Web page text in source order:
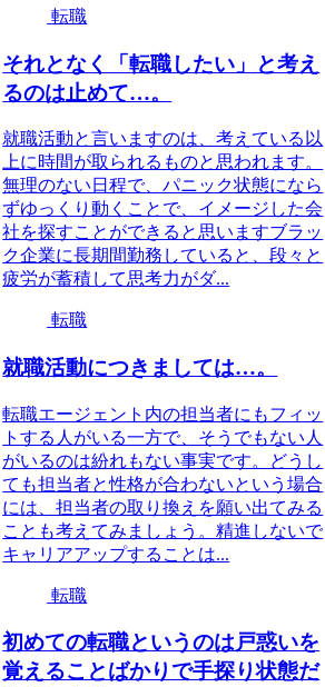
転職
それとなく「転職したい」と考え
るのは止めて…。
就職活動と言いますのは、考えている以
上に時間が取られるものと思われます。
無理のない日程で、パニック状態になら
ずゆっくり動くことで、イメージした会
社を探すことができると思いますブラッ
ク企業に長期間勤務していると、段々と
疲労が蓄積して思考力がダ...
転職
就職活動につきましては…。
転職エージェント内の担当者にもフィッ
トする人がいる一方で、そうでもない人
がいるのは紛れもない事実です。どうし
ても担当者と性格が合わないという場合
には、担当者の取り換えを願い出てみる
ことも考えてみましょう。精進しないで
キャリアアップすることは...
転職
初めての転職というのは戸惑いを
覚えることばかりで手探り状態だ